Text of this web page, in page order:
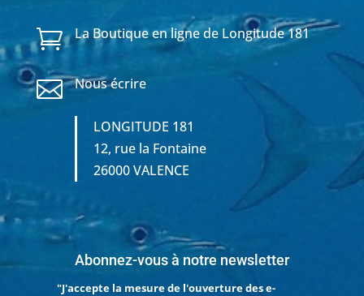
 La Boutique en ligne de Longitude 181
 Nous écrire
LONGITUDE 181
12, rue la Fontaine
26000 VALENCE
Abonnez-vous à notre newsletter
"J'accepte la mesure de l'ouverture des e-